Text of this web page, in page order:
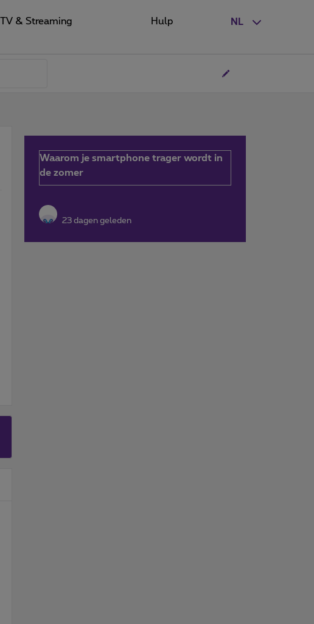
NL
TV & Streaming Hulp
Waarom je smartphone trager wordt in
de zomer
23 dagen geleden